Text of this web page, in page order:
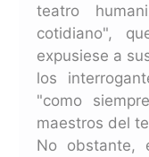
teatro
cotidiano",
expusiese a
los
"como
maestros del
No obstante,